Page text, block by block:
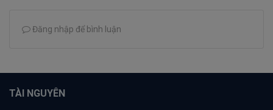
Đăng nhập để bình luận
TÀI NGUYÊN